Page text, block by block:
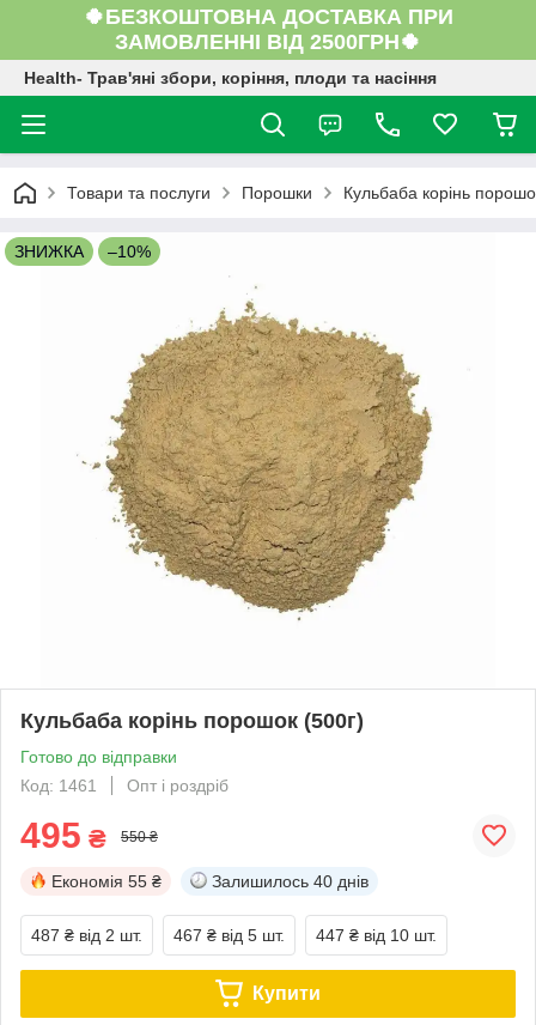
🍀БЕЗКОШТОВНА ДОСТАВКА ПРИ
ЗАМОВЛЕННІ ВІД 2500ГРН🍀
Health- Трав'яні збори, коріння, плоди та насіння
Товари та послуги Порошки Кульбаба корінь
ЗНИЖКА –10%
Кульбаба корінь порошок (500г)
Готово до відправки
Код: 1461
Опт і роздріб
495 ₴ 550 ₴
Економія 55 ₴ Залишилось 40 днів
487 ₴ від 2 шт. 467 ₴ від 5 шт. 447 ₴ від 10 шт.
Купити